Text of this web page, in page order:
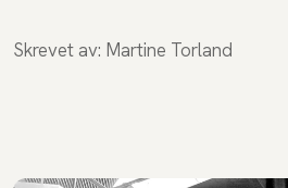
Skrevet av: Martine Torland